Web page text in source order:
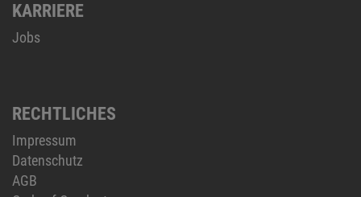
KARRIERE
Jobs
RECHTLICHES
Impressum
Datenschutz
AGB